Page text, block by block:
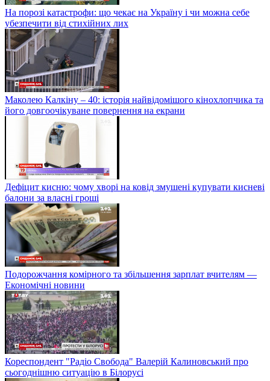
На порозі катастрофи: що чекає на Україну і чи можна себе
убезпечити від стихійних лих
Маколею Калкіну – 40: історія найвідомішого кінохлопчика та
його довгоочікуване повернення на екрани
Дефіцит кисню: чому хворі на ковід змушені купувати кисневі
балони за власні гроші
Подорожчання комірного та збільшення зарплат вчителям —
Економічні новини
Кореспондент "Радіо Свобода" Валерій Калиновський про
сьогоднішню ситуацію в Білорусі